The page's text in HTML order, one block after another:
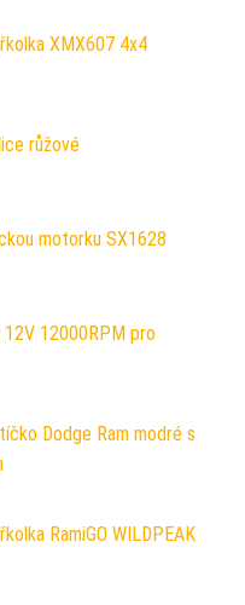
XMX607 4x4
růžové
motorku SX1628
12000RPM pro
Dodge Ram modré s
RamiGO WILDPEAK